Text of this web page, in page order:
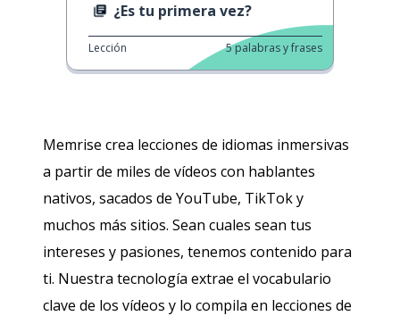
Memrise crea lecciones de idiomas inmersivas
a partir de miles de vídeos con hablantes
nativos, sacados de YouTube, TikTok y
muchos más sitios. Sean cuales sean tus
intereses y pasiones, tenemos contenido para
ti. Nuestra tecnología extrae el vocabulario
clave de los vídeos y lo compila en lecciones de
¿Es tu primera vez?
Lección 5palabras y frases